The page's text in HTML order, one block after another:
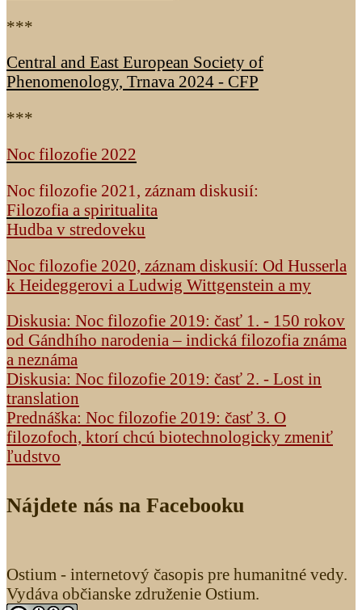
***
Central and East European Society of
Phenomenology, Trnava 2024 - CFP
***
Noc filozofie 2022
Noc filozofie 2021, záznam diskusií:
Filozofia a spiritualita
Hudba v stredoveku
Noc filozofie 2020, záznam diskusií: Od Husserla
k Heideggerovi a Ludwig Wittgenstein a my
Diskusia: Noc filozofie 2019: časť 1. - 150 rokov
od Gándhího narodenia – indická filozofia známa
a neznáma
Diskusia: Noc filozofie 2019: časť 2. - Lost in
translation
Prednáška: Noc filozofie 2019: časť 3. O
filozofoch, ktorí chcú biotechnologicky zmeniť
ľudstvo
Nájdete nás na Facebooku
Ostium - internetový časopis pre humanitné vedy.
Vydáva občianske združenie Ostium.